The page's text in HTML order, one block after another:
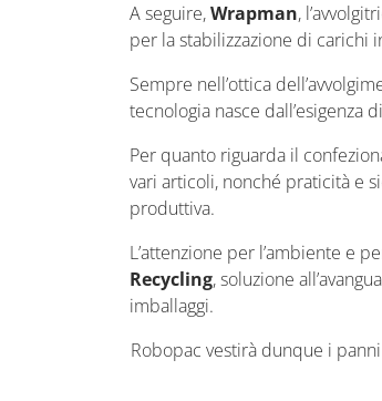
A seguire,Wrapman,
per la stabilizzazione di carichi
Sempre nell’ottica
tecnologia nasce
Per quanto riguarda il
vari articoli, nonché praticità e
produttiva.
L’attenzione per l’ambiente e
Recycling, soluzione
imballaggi.
Robopac vestirà dunque i